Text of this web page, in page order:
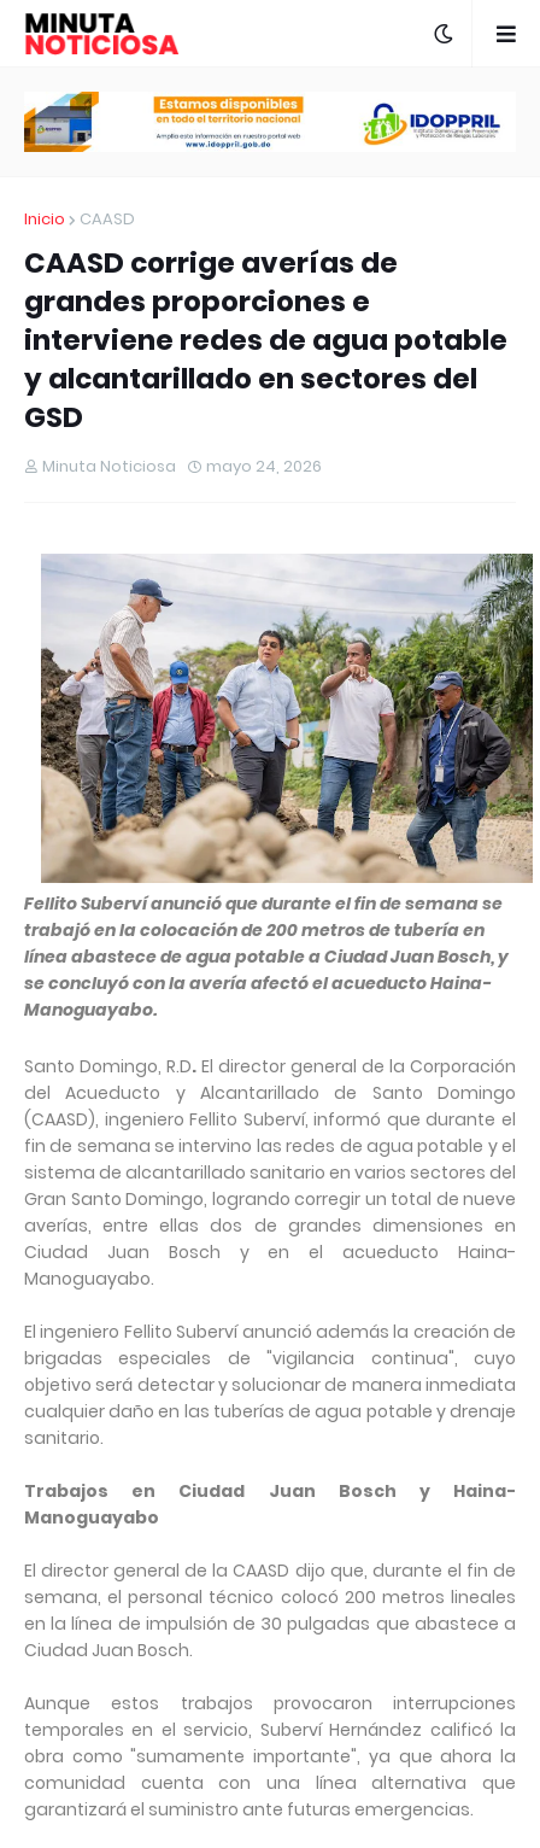
Inicio CAASD
CAASD corrige averías de
grandes proporciones e
interviene redes de agua potable
y alcantarillado en sectores del
GSD
Minuta Noticiosa mayo 24, 2026
Fellito Suberví anunció que durante el fin de semana se
trabajó en la colocación de 200 metros de tubería en
línea abastece de agua potable a Ciudad Juan Bosch, y
se concluyó con la avería afectó el acueducto Haina-
Manoguayabo.
Santo Domingo, R.D. El director general de la Corporación
del Acueducto y Alcantarillado de Santo Domingo
(CAASD), ingeniero Fellito Suberví, informó que durante el
fin de semana se intervino las redes de agua potable y el
sistema de alcantarillado sanitario en varios sectores del
Gran Santo Domingo, logrando corregir un total de nueve
averías, entre ellas dos de grandes dimensiones en
Ciudad Juan Bosch y en el acueducto Haina-
Manoguayabo.
El ingeniero Fellito Suberví anunció además la creación de
brigadas especiales de "vigilancia continua", cuyo
objetivo será detectar y solucionar de manera inmediata
cualquier daño en las tuberías de agua potable y drenaje
sanitario.
Trabajos en Ciudad Juan Bosch y Haina-
Manoguayabo
El director general de la CAASD dijo que, durante el fin de
semana, el personal técnico colocó 200 metros lineales
en la línea de impulsión de 30 pulgadas que abastece a
Ciudad Juan Bosch.
Aunque estos trabajos provocaron interrupciones
temporales en el servicio, Suberví Hernández calificó la
obra como "sumamente importante", ya que ahora la
comunidad cuenta con una línea alternativa que
garantizará el suministro ante futuras emergencias.